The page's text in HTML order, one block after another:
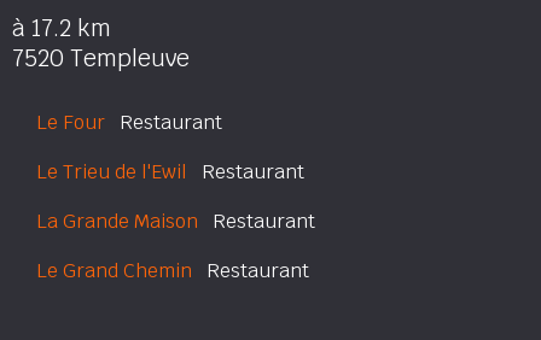
à 17.2 km
7520 Templeuve
Le Four Restaurant
Le Trieu de l'Ewil Restaurant
La Grande Maison Restaurant
Le Grand Chemin Restaurant